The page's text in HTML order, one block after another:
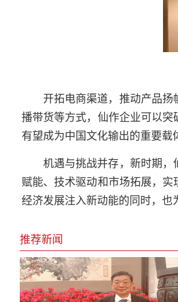
开拓电商渠道，推动产品
播带货等方式，仙作企业可以
有望成为中国文化输出的重要
机遇与挑战并存，新时期
赋能、技术驱动和市场拓展，
经济发展注入新动能的同时，
推荐新闻